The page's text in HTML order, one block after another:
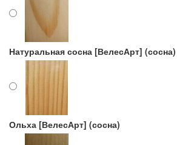
Натуральная сосна [ВелесАрт] (сосна)
Ольха [ВелесАрт] (сосна)